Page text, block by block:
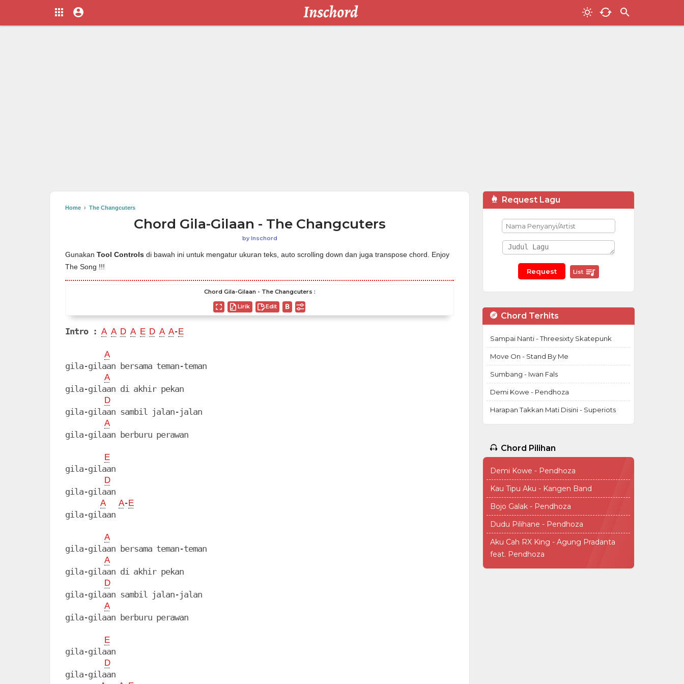
Home › The Changcuters
Chord Gila-Gilaan - The Changcuters
byInschord
Gunakan Tool Controls di bawah ini untuk mengatur ukuran teks, auto scrolling down dan juga transpose chord. Enjoy
The Song !!!
Chord Gila-Gilaan - The Changcuters :
Lirik Edit
Intro : A A D A E D A A-E
A
gila-gilaan bersama teman-teman
A
gila-gilaan di akhir pekan
D
gila-gilaan sambil jalan-jalan
A
E
gila-gilaan
D
gila-gilaan
A A-E
gila-gilaan
A
gila-gilaan bersama teman-teman
A
gila-gilaan di akhir pekan
D
gila-gilaan sambil jalan-jalan
A
gila-gilaan berburu perawan
E
gila-gilaan
D
gila-gilaan
Request Lagu
List
Chord Terhits
Sampai Nanti - Threesixty Skatepunk
Move On - Stand By Me
Sumbang - Iwan Fals
Demi Kowe - Pendhoza
Harapan Takkan Mati Disini - Superiots
Chord Pilihan
Demi Kowe - Pendhoza
Kau Tipu Aku - Kangen Band
Bojo Galak - Pendhoza
Dudu Pilihane - Pendhoza
Aku Cah RX King - Agung Pradanta
feat. Pendhoza